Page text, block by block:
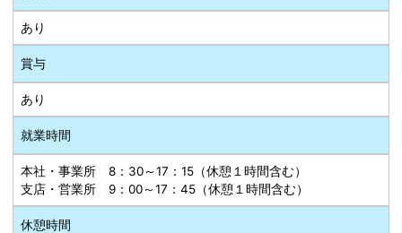
あり
賞与
あり
就業時間
本社・事業所 8：30～17：15（休憩１時間含む）
支店・営業所 9：00～17：45（休憩１時間含む）
休憩時間